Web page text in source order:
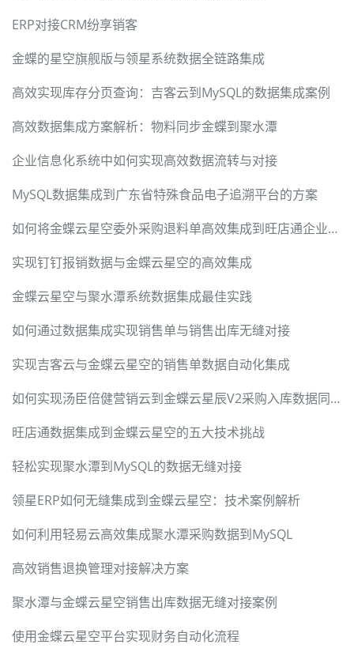
ERP对接CRM纷享销客
金蝶的星空旗舰版与领星系统数据全链路集成
高效实现库存分页查询：吉客云到MySQL的数据集成案例
高效数据集成方案解析：物料同步金蝶到聚水潭
企业信息化系统中如何实现高效数据流转与对接
MySQL数据集成到广东省特殊食品电子追溯平台的方案
如何将金蝶云星空委外采购退料单高效集成到旺店通企业奇门
实现钉钉报销数据与金蝶云星空的高效集成
金蝶云星空与聚水潭系统数据集成最佳实践
如何通过数据集成实现销售单与销售出库无缝对接
实现吉客云与金蝶云星空的销售单数据自动化集成
如何实现汤臣倍健营销云到金蝶云星辰V2采购入库数据同步
旺店通数据集成到金蝶云星空的五大技术挑战
轻松实现聚水潭到MySQL的数据无缝对接
领星ERP如何无缝集成到金蝶云星空：技术案例解析
如何利用轻易云高效集成聚水潭采购数据到MySQL
高效销售退换管理对接解决方案
聚水潭与金蝶云星空销售出库数据无缝对接案例
使用金蝶云星空平台实现财务自动化流程